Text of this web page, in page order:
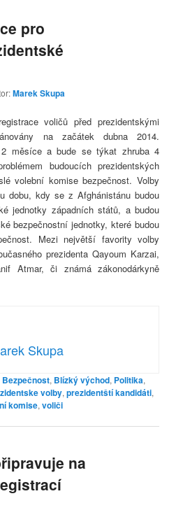
pro
Marek Skupa
voličů před prezidentskými
na začátek dubna 2014.
2 měsíce a bude se týkat zhruba 4
budoucích prezidentských
volební komise bezpečnost. Volby
dobu, kdy se z Afghánistánu budou
jednotky západních států, a budou
bezpečnostní jednotky, které budou
Mezi největší favority volby
prezidenta Qayoum Karzai,
Atmar, či známá zákonodárkyně
Skupa
Bezpečnost, Blízký východ, Politika,
volby,prezidentští kandidáti,
komise,voliči
na